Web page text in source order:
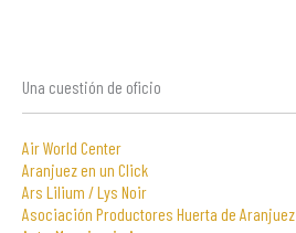
Una cuestión de oficio
Air World Center
Aranjuez en un Click
Ars Lilium / Lys Noir
Asociación Productores Huerta de Aranjuez